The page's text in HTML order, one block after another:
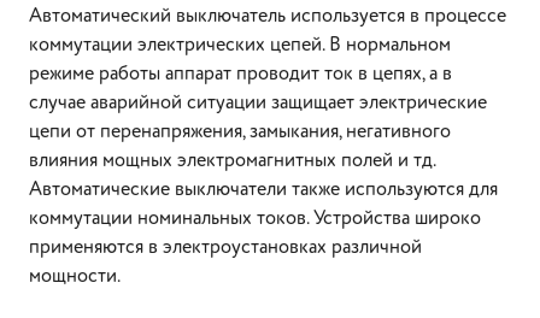
Автоматический выключатель используется в процессе
коммутации электрических цепей. В нормальном
режиме работы аппарат проводит ток в цепях, а в
случае аварийной ситуации защищает электрические
цепи от перенапряжения, замыкания, негативного
влияния мощных электромагнитных полей и тд.
Автоматические выключатели также используются для
коммутации номинальных токов. Устройства широко
применяются в электроустановках различной
мощности.